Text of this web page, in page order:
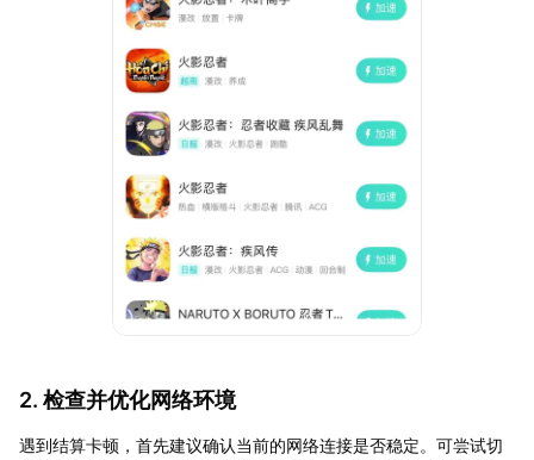
2. 检查并优化网络环境
遇到结算卡顿，首先建议确认当前的网络连接是否稳定。可尝试切